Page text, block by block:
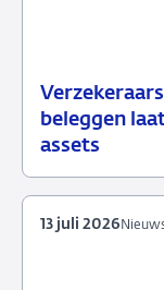
beleggen
assets
15
juli
Nieuwsbericht
toezicht
13 juli 2026